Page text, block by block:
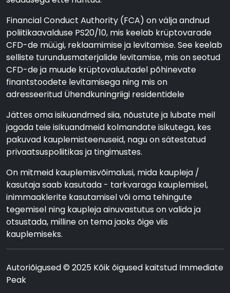
Financial Conduct Authority (FCA) on välja andnud
poliitikaavalduse PS20/10, mis keelab krüptovarade
CFD-de müügi, reklaamimise ja levitamise. See keelab
selliste turundusmaterjalide levitamise, mis on seotud
CFD-de ja muude krüptovaluutadel põhinevate
finantstoodete levitamisega ning mis on
adresseeritud Ühendkuningriigi residentidele
Jättes oma isikuandmed siia, nõustute ja lubate meil
jagada teie isikuandmeid kolmandate isikutega, kes
pakuvad kauplemisteenuseid, nagu on sätestatud
privaatsuspoliitikas ja tingimustes.
On mitmeid kauplemisvõimalusi, mida kaupleja /
kasutaja saab kasutada - tarkvaraga kauplemisel,
inimmaaklerite kasutamisel või oma tehingute
tegemisel ning kaupleja ainuvastutus on valida ja
otsustada, milline on tema jaoks õige viis
kauplemiseks.
Autoriõigused © 2025 Kõik õigused kaitstud Immediate
Peak